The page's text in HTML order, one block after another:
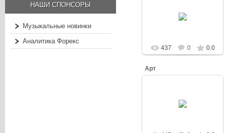
НАШИ СПОНСОРЫ
Музыкальные новинки
Аналитика Форекс
437 0 0.0
Арт